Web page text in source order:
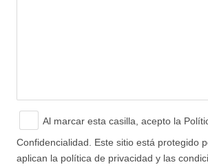
Al marcar esta casilla, acepto la
Confidencialidad.
Este sitio está protegido
aplican la política de privacidad y las